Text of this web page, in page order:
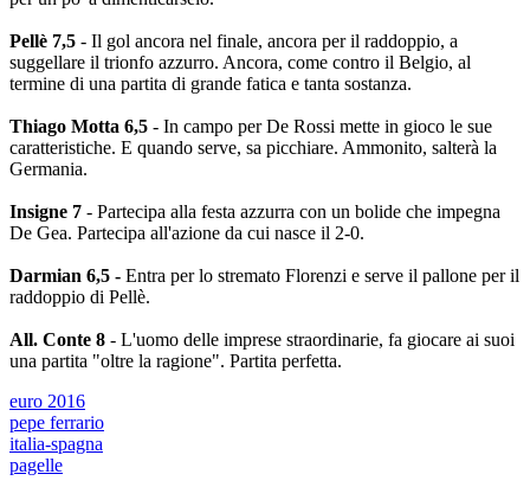
Pellè 7,5 - Il gol ancora nel finale, ancora per il raddoppio, a
suggellare il trionfo azzurro. Ancora, come contro il Belgio, al
termine di una partita di grande fatica e tanta sostanza.
Thiago Motta 6,5 - In campo per De Rossi mette in gioco le sue
caratteristiche. E quando serve, sa picchiare. Ammonito, salterà la
Germania.
Insigne 7 - Partecipa alla festa azzurra con un bolide che impegna
De Gea. Partecipa all'azione da cui nasce il 2-0.
Darmian 6,5 - Entra per lo stremato Florenzi e serve il pallone per il
raddoppio di Pellè.
All. Conte 8 - L'uomo delle imprese straordinarie, fa giocare ai suoi
una partita "oltre la ragione". Partita perfetta.
euro 2016
pepe ferrario
italia-spagna
pagelle